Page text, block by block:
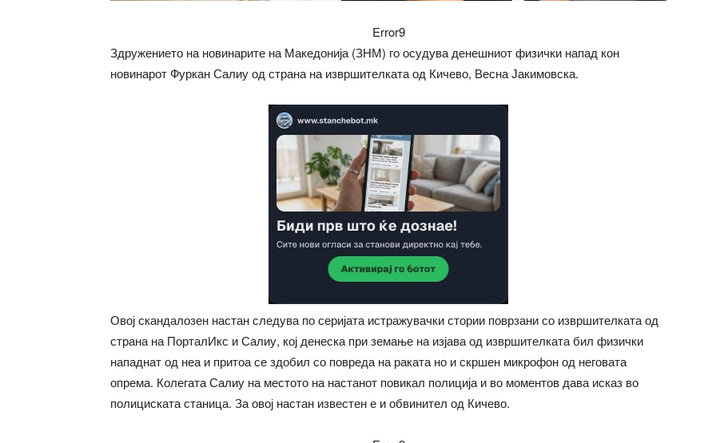
Error9
Здружението на новинарите на Македонија (ЗНМ) го осудува денешниот физички напад кон
новинарот Фуркан Салиу од страна на извршителката од Кичево, Весна Јакимовска.
Овој скандалозен настан следува по серијата истражувачки стории поврзани со извршителката од
страна на ПорталИкс и Салиу, кој денеска при земање на изјава од извршителката бил физички
нападнат од неа и притоа се здобил со повреда на раката но и скршен микрофон од неговата
опрема. Колегата Салиу на местото на настанот повикал полиција и во моментов дава исказ во
полициската станица. За овој настан известен е и обвинител од Кичево.